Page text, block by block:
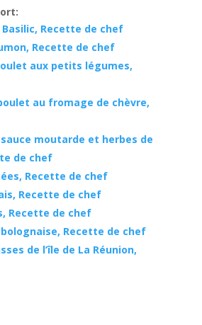
Recette de chef
Recette de chef
aux petits légumes,
au fromage de chèvre,
moutarde et herbes de
de chef
Recette de chef
Recette de chef
Recette de chef
Recette de chef
de l’île de La Réunion,